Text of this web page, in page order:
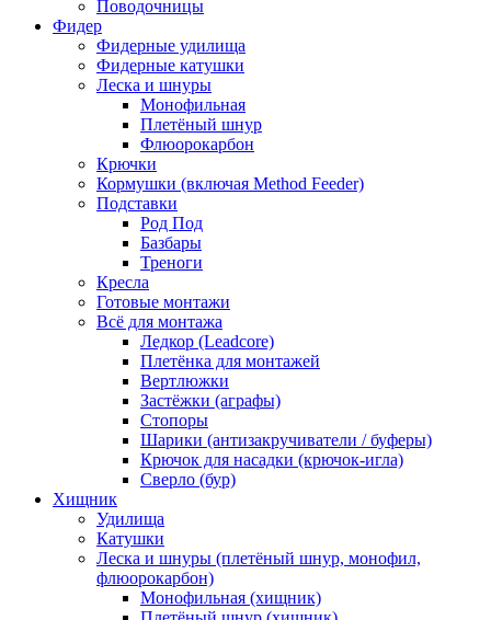
Поводочницы
Фидер
Фидерные удилища
Фидерные катушки
Леска и шнуры
Монофильная
Плетёный шнур
Флюорокарбон
Крючки
Кормушки (включая Method Feeder)
Подставки
Род Под
Базбары
Треноги
Кресла
Готовые монтажи
Всё для монтажа
Ледкор (Leadcore)
Плетёнка для монтажей
Вертлюжки
Застёжки (аграфы)
Стопоры
Шарики (антизакручиватели / буферы)
Крючок для насадки (крючок-игла)
Сверло (бур)
Хищник
Удилища
Катушки
Леска и шнуры (плетёный шнур, монофил,
флюорокарбон)
Монофильная (хищник)